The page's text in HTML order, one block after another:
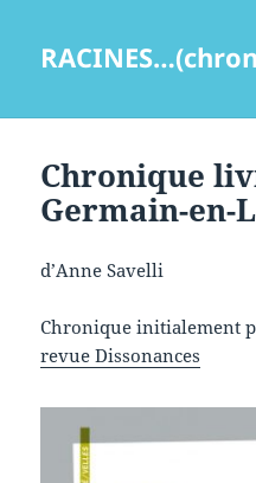
Chronique
Germain-en-
d’Anne Savelli
Chronique initialement
revue Dissonances